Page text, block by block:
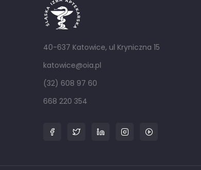
40-637 Katowice, ul Kryniczna 15
katowice@oia.pl
(32) 608 97 60
668 220 354